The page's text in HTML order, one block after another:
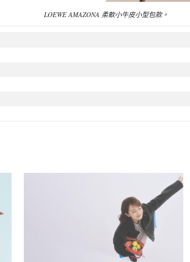
LOEWE AMAZONA 柔軟小牛皮小型包款。